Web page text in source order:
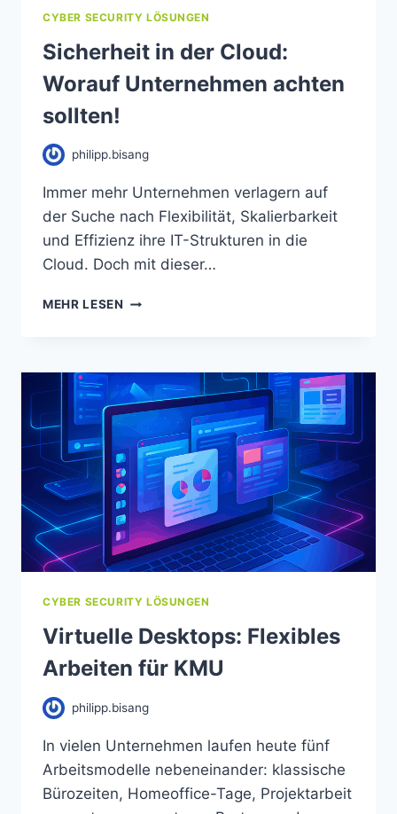
CYBER SECURITY LÖSUNGEN
Sicherheit in der Cloud:
Worauf Unternehmen achten
sollten!
philipp.bisang
Immer mehr Unternehmen verlagern auf
der Suche nach Flexibilität, Skalierbarkeit
und Effizienz ihre IT-Strukturen in die
Cloud. Doch mit dieser…
MEHR LESEN
CYBER SECURITY LÖSUNGEN
Virtuelle Desktops: Flexibles
Arbeiten für KMU
philipp.bisang
In vielen Unternehmen laufen heute fünf
Arbeitsmodelle nebeneinander: klassische
Bürozeiten, Homeoffice-Tage, Projektarbeit